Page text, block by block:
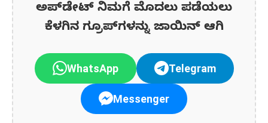
ಅಪ್‌ಡೇಟ್‌ ನಿಮಗೆ ಮೊದಲು ಪಡೆಯಲು
ಕೆಳಗಿನ ಗ್ರೂಪ್‌ಗಳನ್ನು ಜಾಯಿನ್ ಆಗಿ
WhatsApp Telegram
Messenger